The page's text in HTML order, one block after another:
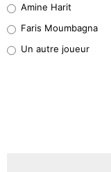
1%
9%
Amine Harit
Faris Moumbagna
Un autre joueur